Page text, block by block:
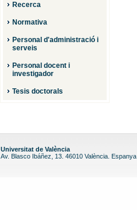
Recerca
Normativa
Personal d'administració i
serveis
Personal docent i
investigador
Tesis doctorals
Universitat de València
Av. Blasco Ibáñez, 13. 46010 València. Espanya